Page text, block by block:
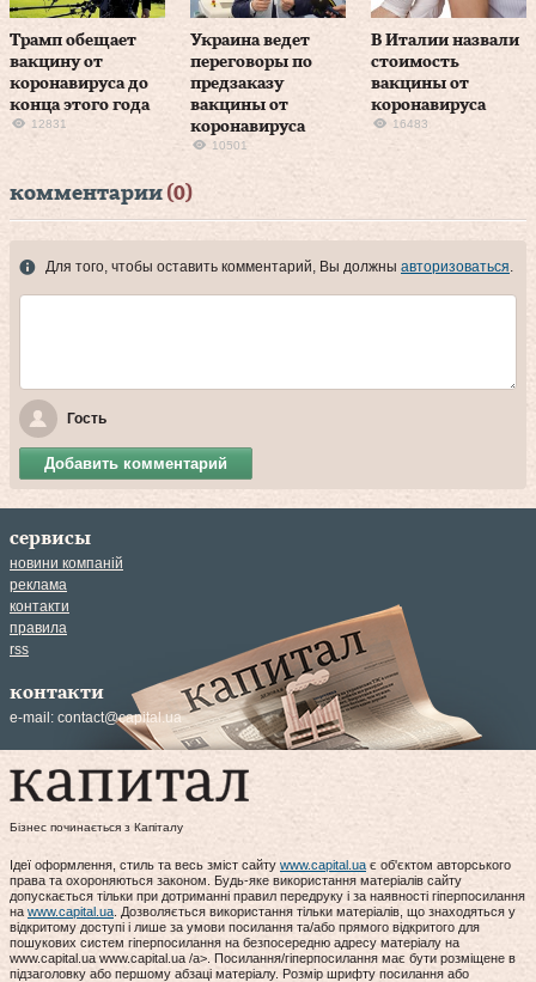
Трамп обещает
вакцину от
коронавируса до
конца этого года
12831
Украина ведет
переговоры по
предзаказу
вакцины от
коронавируса
10501
В Италии назвали
стоимость
вакцины от
коронавируса
16483
комментарии (0)
Для того, чтобы оставить комментарий, Вы должны авторизоваться.
Гость
Добавить комментарий
сервисы
новини компаній
реклама
контакти
правила
rss
контакти
e-mail: contact@capital.ua
Бізнес починається з Капіталу
Ідеї оформлення, стиль та весь зміст сайту www.capital.ua є об'єктом авторського
права та охороняються законом. Будь-яке використання матеріалів сайту
допускається тільки при дотриманні правил передруку і за наявності гіперпосилання
на www.capital.ua. Дозволяється використання тільки матеріалів, що знаходяться у
відкритому доступі і лише за умови посилання та/або прямого відкритого для
пошукових систем гіперпосилання на безпосередню адресу матеріалу на
www.capital.ua www.capital.ua /a>. Посилання/гіперпосилання має бути розміщене в
підзаголовку або першому абзаці матеріалу. Розмір шрифту посилання або